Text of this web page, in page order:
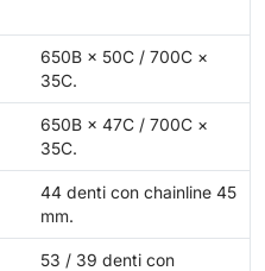
650B × 50C / 700C ×
35C.
650B × 47C / 700C ×
35C.
44 denti con chainline 45
mm.
53 / 39 denti con